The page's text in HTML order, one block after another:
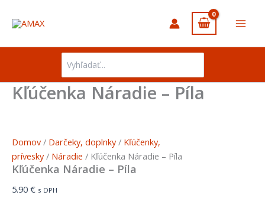
for:
Kľúčenka Náradie – Píla
Domov/ Darčeky, doplnky/ Kľúčenky,
prívesky/ Náradie / Kľúčenka Náradie – Píla
Kľúčenka Náradie – Píla
5.90 € s DPH
Kľúčenka
Náradie